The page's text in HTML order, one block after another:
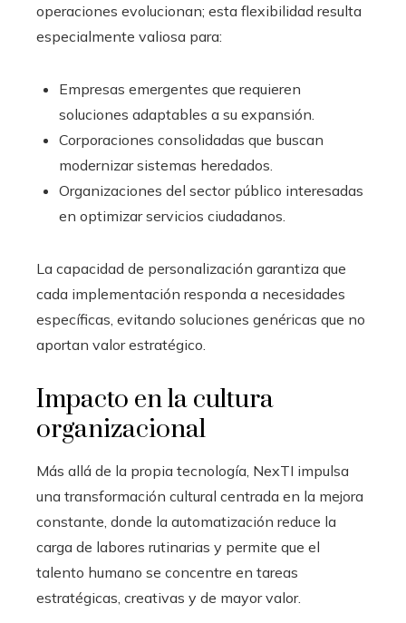
operaciones evolucionan; esta flexibilidad resulta
especialmente valiosa para:
Empresas emergentes que requieren
soluciones adaptables a su expansión.
Corporaciones consolidadas que buscan
modernizar sistemas heredados.
Organizaciones del sector público interesadas
en optimizar servicios ciudadanos.
La capacidad de personalización garantiza que
cada implementación responda a necesidades
específicas, evitando soluciones genéricas que no
aportan valor estratégico.
Impacto en la cultura
organizacional
Más allá de la propia tecnología, NexTI impulsa
una transformación cultural centrada en la mejora
constante, donde la automatización reduce la
carga de labores rutinarias y permite que el
talento humano se concentre en tareas
estratégicas, creativas y de mayor valor.